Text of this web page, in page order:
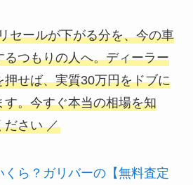
セールが下がる分を、今の車
つもりの人へ。ディーラー
せば、実質30万円をドブに
。今すぐ本当の相場を知
ださい ／
ら？ガリバーの【無料査定